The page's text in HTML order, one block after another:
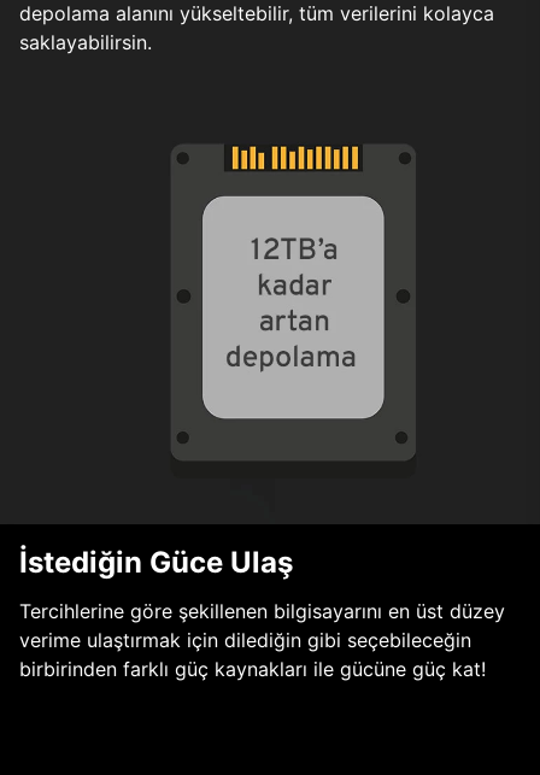
depolama alanını yükseltebilir, tüm verilerini kolayca
saklayabilirsin.
İstediğin Güce Ulaş
Tercihlerine göre şekillenen bilgisayarını en üst düzey
verime ulaştırmak için dilediğin gibi seçebileceğin
birbirinden farklı güç kaynakları ile gücüne güç kat!